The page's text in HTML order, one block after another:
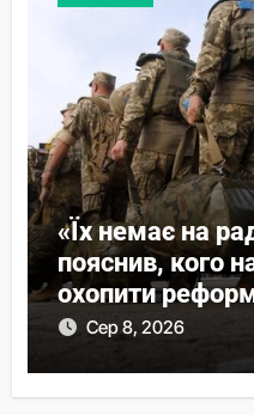
«Їх немає на
пояснив, кого
охопити
Сер 8, 2026